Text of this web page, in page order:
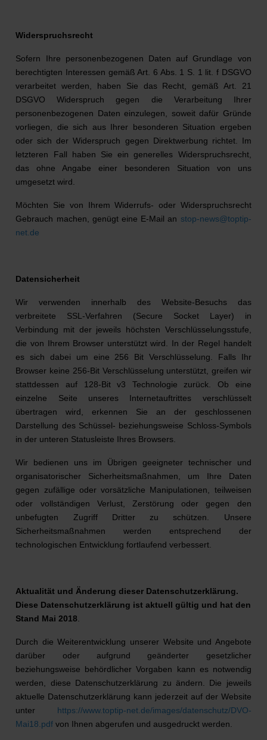
Widerspruchsrecht
Sofern Ihre personenbezogenen Daten auf Grundlage von
berechtigten Interessen gemäß Art. 6 Abs. 1 S. 1 lit. f DSGVO
verarbeitet werden, haben Sie das Recht, gemäß Art. 21
DSGVO Widerspruch gegen die Verarbeitung Ihrer
personenbezogenen Daten einzulegen, soweit dafür Gründe
vorliegen, die sich aus Ihrer besonderen Situation ergeben
oder sich der Widerspruch gegen Direktwerbung richtet. Im
letzteren Fall haben Sie ein generelles Widerspruchsrecht,
das ohne Angabe einer besonderen Situation von uns
umgesetzt wird.
Möchten Sie von Ihrem Widerrufs- oder Widerspruchsrecht
Gebrauch machen, genügt eine E-Mail an stop-news@toptip-
net.de
Datensicherheit
Wir verwenden innerhalb des Website-Besuchs das
verbreitete SSL-Verfahren (Secure Socket Layer) in
Verbindung mit der jeweils höchsten Verschlüsselungsstufe,
die von Ihrem Browser unterstützt wird. In der Regel handelt
es sich dabei um eine 256 Bit Verschlüsselung. Falls Ihr
Browser keine 256-Bit Verschlüsselung unterstützt, greifen wir
stattdessen auf 128-Bit v3 Technologie zurück. Ob eine
einzelne Seite unseres Internetauftrittes verschlüsselt
übertragen wird, erkennen Sie an der geschlossenen
Darstellung des Schüssel- beziehungsweise Schloss-Symbols
in der unteren Statusleiste Ihres Browsers.
Wir bedienen uns im Übrigen geeigneter technischer und
organisatorischer Sicherheitsmaßnahmen, um Ihre Daten
gegen zufällige oder vorsätzliche Manipulationen, teilweisen
oder vollständigen Verlust, Zerstörung oder gegen den
unbefugten Zugriff Dritter zu schützen. Unsere
Sicherheitsmaßnahmen werden entsprechend der
technologischen Entwicklung fortlaufend verbessert.
Aktualität und Änderung dieser Datenschutzerklärung.
Diese Datenschutzerklärung ist aktuell gültig und hat den
Stand Mai 2018
Durch die Weiterentwicklung unserer Website und Angebote
darüber oder aufgrund geänderter gesetzlicher
beziehungsweise behördlicher Vorgaben kann es notwendig
werden, diese Datenschutzerklärung zu ändern. Die jeweils
aktuelle Datenschutzerklärung kann jederzeit auf der Website
unter https://www.toptip-net.de/images/datenschutz/DVO-
Mai18.pdf von Ihnen abgerufen und ausgedruckt werden.